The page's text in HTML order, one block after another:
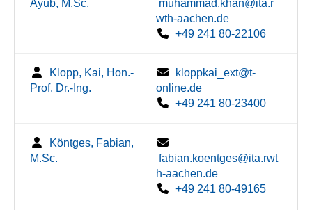
Ayub, M.Sc.
muhammad.khan@ita.r
wth-aachen.de
+49 241 80-22106
Klopp, Kai, Hon.-
Prof. Dr.-Ing.
kloppkai_ext@t-
online.de
+49 241 80-23400
Köntges, Fabian,
M.Sc.
fabian.koentges@ita.rwt
h-aachen.de
+49 241 80-49165